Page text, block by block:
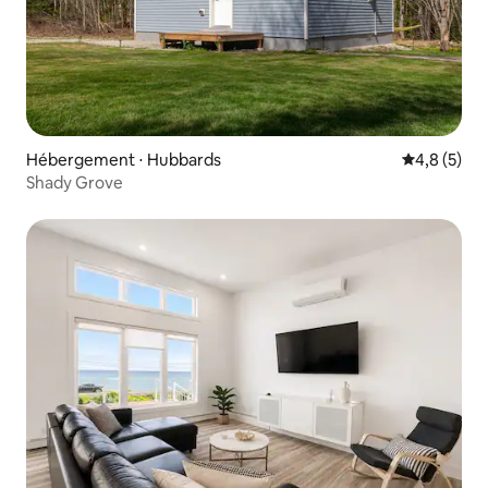
Hébergement ⋅ Hubbards Évaluation
4,8 (5)
Shady Grove